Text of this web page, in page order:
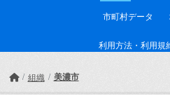
市町村データ
利用方法・利用規
組織 美濃市